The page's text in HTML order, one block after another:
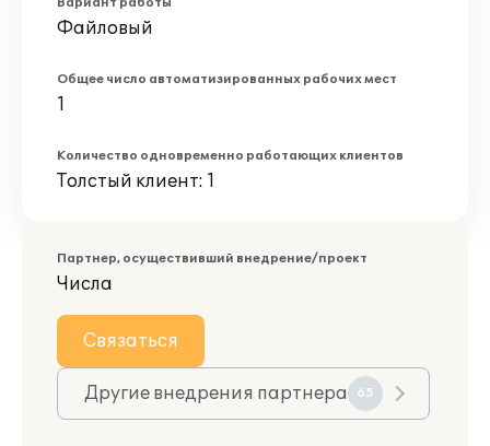
Файловый
Общее число автоматизированных рабочих мест
1
Количество одновременно работающих клиентов
Толстый клиент: 1
Партнер, осуществивший внедрение/проект
Числа
Связаться
Другие внедрения партнера 65